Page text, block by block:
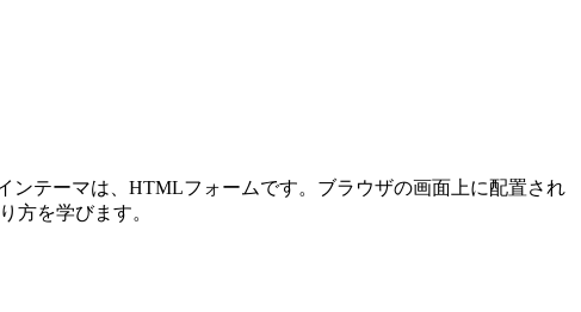
ンテーマは、HTMLフォームです。ブラウザの画面上に配置され
方を学びます。